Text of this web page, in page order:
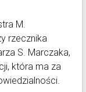
M.
rzecznika
S. Marczaka,
która ma za